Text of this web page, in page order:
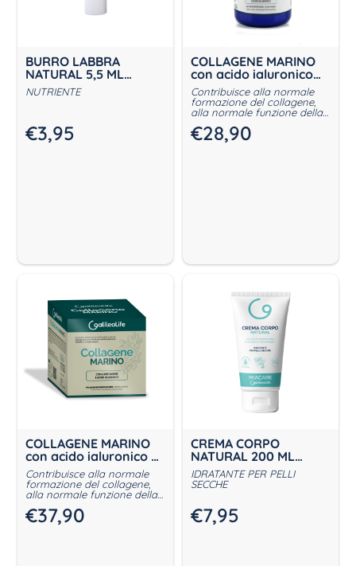
BURRO LABBRA
NATURAL 5,5 ML
MIACARE
NUTRIENTE
€3,95
COLLAGENE MARINO
con acido ialuronico
120g
Contribuisce alla normale
formazione del collagene,
alla normale funzione della
cellule dallo stress ossidativo
€28,90
COLLAGENE MARINO
con acido ialuronico 9
flaconcini da 50ml
Contribuisce alla normale
formazione del collagene,
alla normale funzione della
cellule dallo stress ossidativo
€37,90
CREMA CORPO
NATURAL 200 ML
MIACARE
IDRATANTE PER PELLI
SECCHE
€7,95